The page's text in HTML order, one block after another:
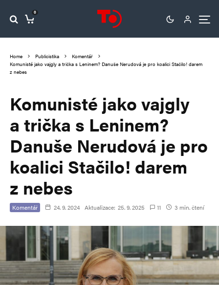
0
Home Publicistika
Komentář
Komunisté jako vajgly a trička s Leninem? Danuše Nerudová je pro koalici Stačilo! darem
z nebes
Komunisté jako vajgly
a trička s Leninem?
Danuše Nerudová je pro
koalici Stačilo! darem
z nebes
Komentář 24. 9. 2024 Aktualizace: 25. 9. 2025 11 3 min. čtení